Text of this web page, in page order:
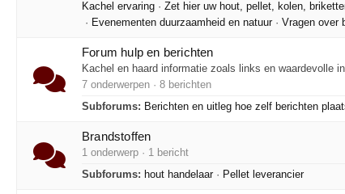
Kachel ervaring · Zet hier uw hout, pellet, kolen,
· Evenementen duurzaamheid en natuur· Vragen over
Forum hulp en berichten
Kachel en haard informatie zoals links en waardevolle
7 onderwerpen · 8 berichten
Subforums: Berichten en uitleg hoe zelf berichten
Brandstoffen
1 onderwerp · 1 bericht
Subforums: hout handelaar· Pellet leverancier